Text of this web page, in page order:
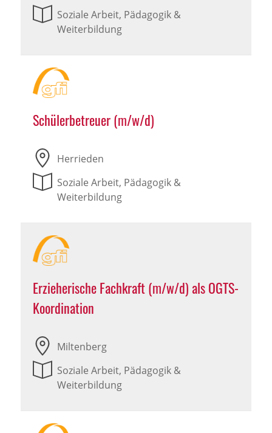
Soziale Arbeit, Pädagogik &
Weiterbildung
Schülerbetreuer (m/w/d)
Herrieden
Soziale Arbeit, Pädagogik &
Weiterbildung
Erzieherische Fachkraft (m/w/d) als OGTS-
Koordination
Miltenberg
Soziale Arbeit, Pädagogik &
Weiterbildung